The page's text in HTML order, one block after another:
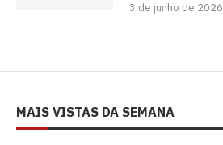
3 de junho de 2026
MAIS VISTAS DA SEMANA